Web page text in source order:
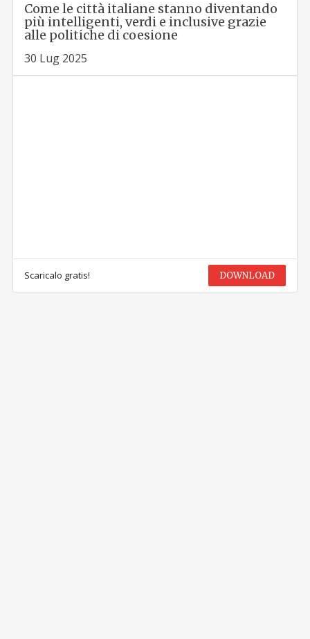
Come le città italiane stanno diventando
più intelligenti, verdi e inclusive grazie
alle politiche di coesione
30 Lug 2025
Scaricalo gratis! DOWNLOAD